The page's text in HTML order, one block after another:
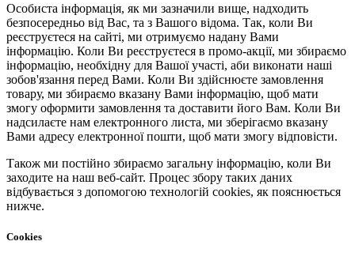
Особиста інформація, як ми зазначили вище, надходить
безпосередньо від Вас, та з Вашого відома. Так, коли Ви
реєструєтеся на сайті, ми отримуємо надану Вами
інформацію. Коли Ви реєструєтеся в промо-акції, ми збираємо
інформацію, необхідну для Вашої участі, аби виконати наші
зобов'язання перед Вами. Коли Ви здійснюєте замовлення
товару, ми збираємо вказану Вами інформацію, щоб мати
змогу оформити замовлення та доставити його Вам. Коли Ви
надсилаєте нам електронного листа, ми зберігаємо вказану
Вами адресу електронної пошти, щоб мати змогу відповісти.
Також ми постійно збираємо загальну інформацію, коли Ви
заходите на наш веб-сайт. Процес збору таких даних
відбувається з допомогою технологій cookies, як пояснюється
нижче.
Cookies